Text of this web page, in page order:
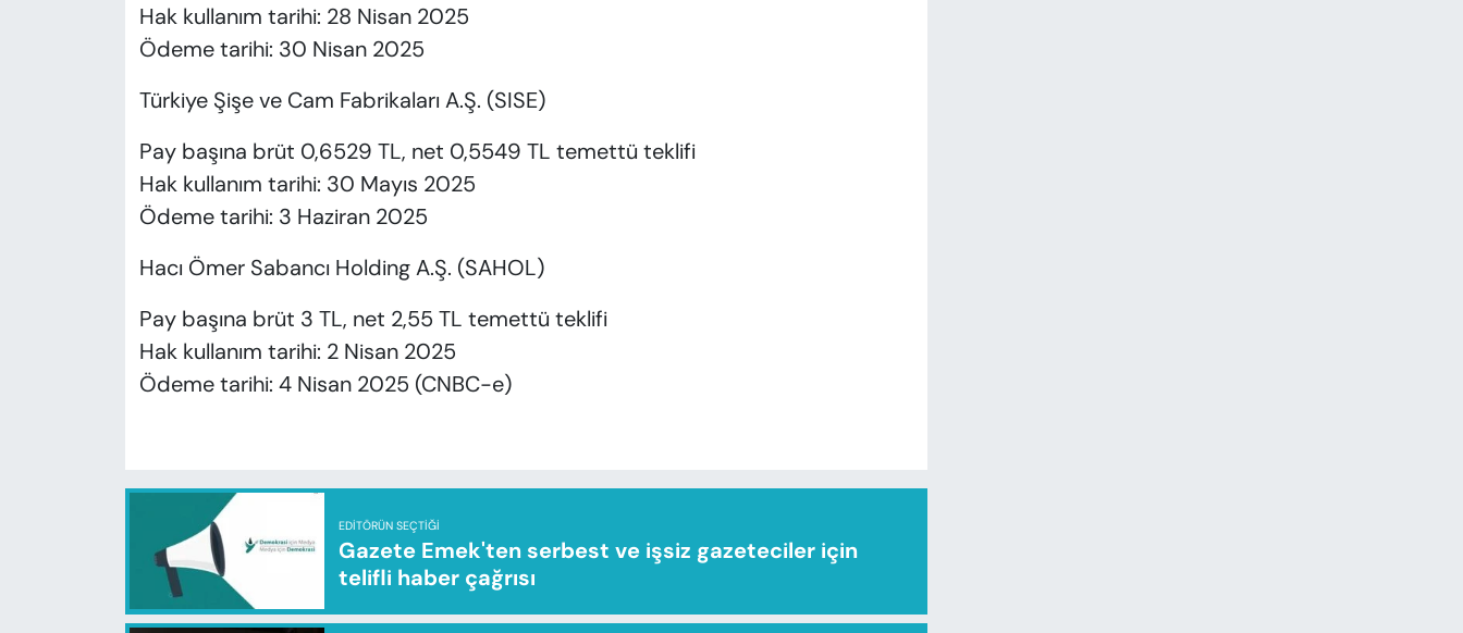
Hak kullanım tarihi: 28 Nisan 2025
Ödeme tarihi: 30 Nisan 2025
Türkiye Şişe ve Cam Fabrikaları A.Ş. (SISE)
Pay başına brüt 0,6529 TL, net 0,5549 TL temettü teklifi
Hak kullanım tarihi: 30 Mayıs 2025
Ödeme tarihi: 3 Haziran 2025
Hacı Ömer Sabancı Holding A.Ş. (SAHOL)
Pay başına brüt 3 TL, net 2,55 TL temettü teklifi
Hak kullanım tarihi: 2 Nisan 2025
Ödeme tarihi: 4 Nisan 2025 (CNBC-e)
EDITÖRÜN SEÇTIĞI
Gazete Emek'ten serbest ve işsiz gazeteciler için
telifli haber çağrısı